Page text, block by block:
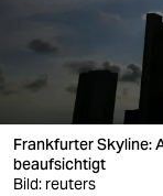
verlag
verlag
veranstaltungen
Frankfurter Skyline:
beaufsichtigt
Bild: reuters